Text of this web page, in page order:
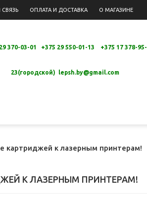
СВЯЗЬ ОПЛАТА И ДОСТАВКА О МАГАЗИНЕ
370-03-01 +375 29 550-01-13 +375 17 378-95-
23(городской) lepsh.by@gmail.com
картриджей к лазерным принтерам!
К ЛАЗЕРНЫМ ПРИНТЕРАМ!